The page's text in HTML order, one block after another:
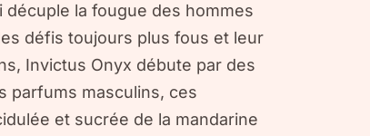
la fougue des hommes
défis toujours plus fous et leur
Invictus Onyx débute par des
parfums masculins, ces
et sucrée de la mandarine